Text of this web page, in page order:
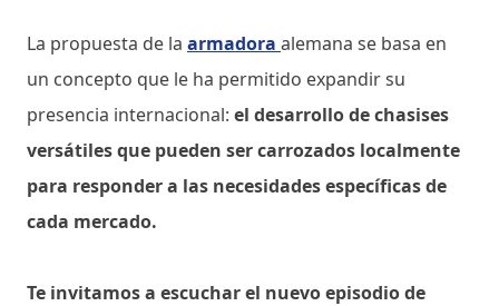
La propuesta de la armadora alemana se basa en
un concepto que le ha permitido expandir su
presencia internacional: el desarrollo de chasises
versátiles que pueden ser carrozados localmente
para responder a las necesidades específicas de
cada mercado.
Te invitamos a escuchar el nuevo episodio de